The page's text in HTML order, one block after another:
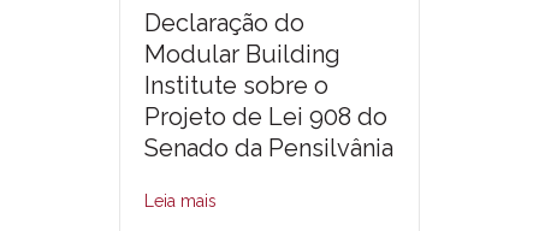
Declaração do
Modular Building
Institute sobre o
Projeto de Lei 908 do
Senado da Pensilvânia
Leia mais